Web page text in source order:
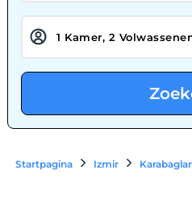
Startpagina Izmir Karabaglar